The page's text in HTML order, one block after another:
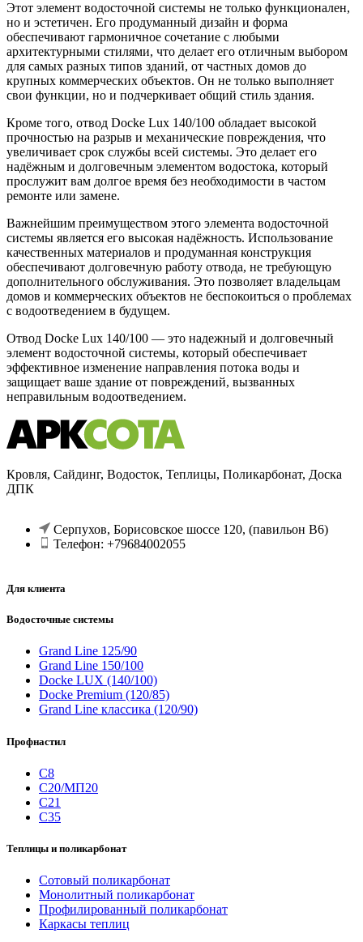
Этот элемент водосточной системы не только функционален,
но и эстетичен. Его продуманный дизайн и форма
обеспечивают гармоничное сочетание с любыми
архитектурными стилями, что делает его отличным выбором
для самых разных типов зданий, от частных домов до
крупных коммерческих объектов. Он не только выполняет
свои функции, но и подчеркивает общий стиль здания.
Кроме того, отвод Docke Lux 140/100 обладает высокой
прочностью на разрыв и механические повреждения, что
увеличивает срок службы всей системы. Это делает его
надёжным и долговечным элементом водостока, который
прослужит вам долгое время без необходимости в частом
ремонте или замене.
Важнейшим преимуществом этого элемента водосточной
системы является его высокая надёжность. Использование
качественных материалов и продуманная конструкция
обеспечивают долговечную работу отвода, не требующую
дополнительного обслуживания. Это позволяет владельцам
домов и коммерческих объектов не беспокоиться о проблемах
с водоотведением в будущем.
Отвод Docke Lux 140/100 — это надежный и долговечный
элемент водосточной системы, который обеспечивает
эффективное изменение направления потока воды и
защищает ваше здание от повреждений, вызванных
неправильным водоотведением.
Кровля, Сайдинг, Водосток, Теплицы, Поликарбонат, Доска
ДПК
Серпухов, Борисовское шоссе 120, (павильон В6)
Телефон: +79684002055
Для клиента
Водосточные системы
Grand Line 125/90
Grand Line 150/100
Docke LUX (140/100)
Docke Premium (120/85)
Grand Line классика (120/90)
Профнастил
С8
С20/МП20
С21
С35
Теплицы и поликарбонат
Сотовый поликарбонат
Монолитный поликарбонат
Профилированный поликарбонат
Каркасы теплиц